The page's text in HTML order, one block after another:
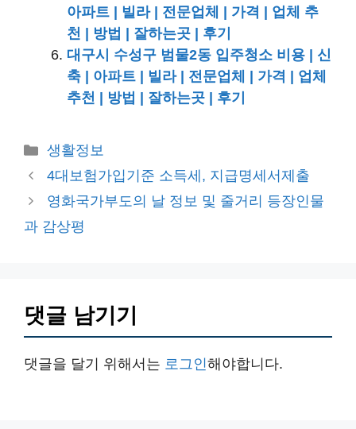
아파트 | 빌라 | 전문업체 | 가격 | 업체 추
천 | 방법 | 잘하는곳 | 후기
대구시 수성구 범물2동 입주청소 비용 | 신
축 | 아파트 | 빌라 | 전문업체 | 가격 | 업체
추천 | 방법 | 잘하는곳 | 후기
카
테
리
생활정보
4대보험가입기준 소득세, 지급명세서제출
영화국가부도의 날 정보 및 줄거리 등장인물
과 감상평
댓글 남기기
댓글을 달기 위해서는 로그인해야합니다.